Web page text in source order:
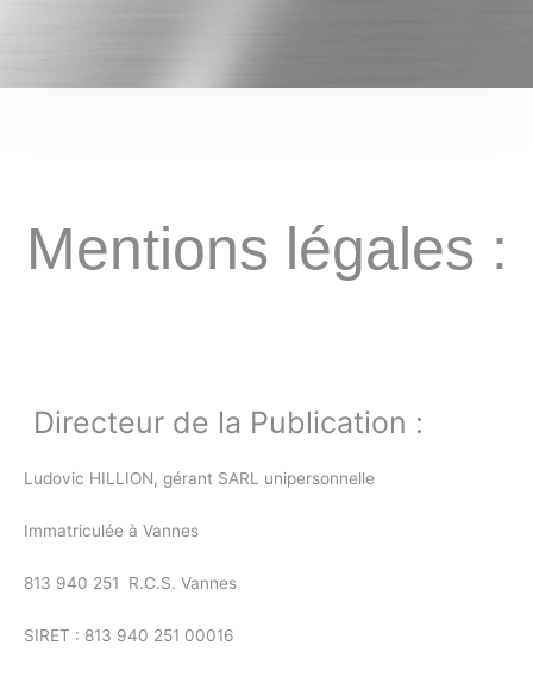
Mentions légales :
Directeur de la Publication :
Ludovic HILLION, gérant SARL unipersonnelle
Immatriculée à Vannes
813 940 251 R.C.S. Vannes
SIRET : 813 940 251 00016